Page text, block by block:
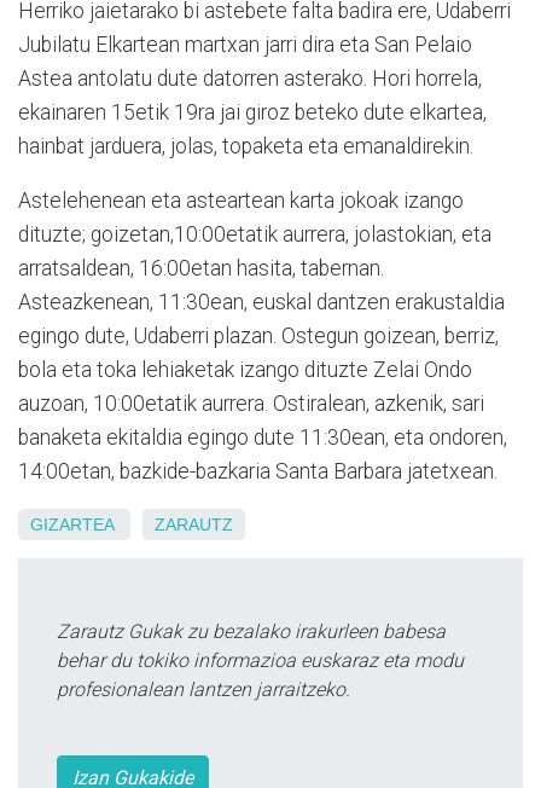
Herriko jaietarako bi astebete falta badira ere, Udaberri
Jubilatu Elkartean martxan jarri dira eta San Pelaio
Astea antolatu dute datorren asterako. Hori horrela,
ekainaren 15etik 19ra jai giroz beteko dute elkartea,
hainbat jarduera, jolas, topaketa eta emanaldirekin.
Astelehenean eta asteartean karta jokoak izango
dituzte; goizetan,10:00etatik aurrera, jolastokian, eta
arratsaldean, 16:00etan hasita, tabernan.
Asteazkenean, 11:30ean, euskal dantzen erakustaldia
egingo dute, Udaberri plazan. Ostegun goizean, berriz,
bola eta toka lehiaketak izango dituzte Zelai Ondo
auzoan, 10:00etatik aurrera. Ostiralean, azkenik, sari
banaketa ekitaldia egingo dute 11:30ean, eta ondoren,
14:00etan, bazkide-bazkaria Santa Barbara jatetxean.
GIZARTEA ZARAUTZ
Zarautz Gukak zu bezalako irakurleen babesa
behar du tokiko informazioa euskaraz eta modu
profesionalean lantzen jarraitzeko.
Izan Gukakide